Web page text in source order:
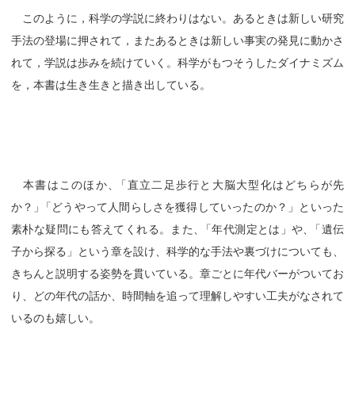
このように，科学の学説に終わりはない。あるときは新しい研究
手法の登場に押されて，またあるときは新しい事実の発見に動かさ
れて，学説は歩みを続けていく。科学がもつそうしたダイナミズム
を，本書は生き生きと描き出している。
本書はこのほか
「直立二足歩行と大脳大型化はどちらが先
か？ 」
「どうやって人間らしさを獲得していったのか？」といった
素朴な疑問にも答えてくれる。また
「年代測定とは」や
「遺伝
子から探る」という章を設け、科学的な手法や裏づけについても、
きちんと説明する姿勢を貫いている。章ごとに年代バーがついてお
り、どの年代の話か、時間軸を追って理解しやすい工夫がなされて
いるのも嬉しい。